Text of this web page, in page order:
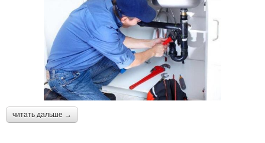
читать дальше →